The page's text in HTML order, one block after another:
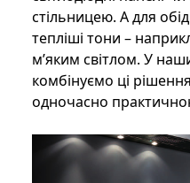
стільницею. А для
тепліші тони –
м’яким світлом. У
комбінуємо ці
одночасно